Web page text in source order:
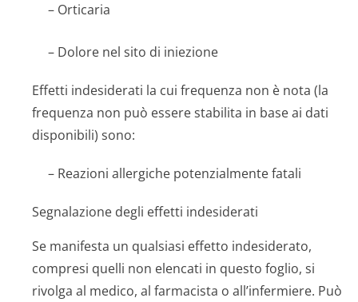
– Orticaria
– Dolore nel sito di iniezione
Effetti indesiderati la cui frequenza non è nota (la
frequenza non può essere stabilita in base ai dati
disponibili) sono:
– Reazioni allergiche potenzialmente fatali
Segnalazione degli effetti indesiderati
Se manifesta un qualsiasi effetto indesiderato,
compresi quelli non elencati in questo foglio, si
rivolga al medico, al farmacista o all’infermiere. Può